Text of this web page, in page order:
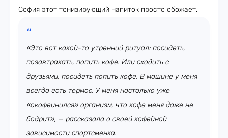
София этот тонизирующий напиток просто обожает.
«Это вот какой-то утренний ритуал: посидеть,
позавтракать, попить кофе. Или сходить с
друзьями, посидеть попить кофе. В машине у меня
всегда есть термос. У меня настолько уже
«окофеинился» организм, что кофе меня даже не
бодрит», — рассказала о своей кофейной
зависимости спортсменка.